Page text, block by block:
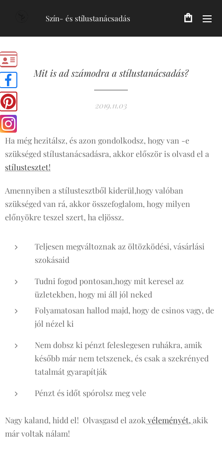
Szín- és stílustanácsadás
Mit is ad számodra a stílustanácsadás?
2019.11.03
Ha még hezitálsz, és azon gondolkodsz, hogy van -e
szükséged stílustanácsadásra, akkor először is olvasd el a
stílustesztet!
Amennyiben a stílustesztből kiderül,hogy valóban
szükséged van rá, akkor összefoglalom, hogy milyen
előnyökre teszel szert, ha eljössz.
Teljesen megváltoznak az öltözködési, vásárlási
szokásaid
Tudni fogod pontosan,hogy mit keresel az
üzletekben, hogy mi áll jól neked
Folyamatosan hallod majd, hogy de csinos vagy, de
jól nézel ki
Nem dobsz ki pénzt feleslegesen ruhákra, amik
később már nem tetszenek, és csak a szekrényed
tatalmát gyarapítják
Pénzt és időt spórolsz meg vele
Nagy kaland, hidd el! Olvasgasd el azok véleményét, akik
már voltak nálam!